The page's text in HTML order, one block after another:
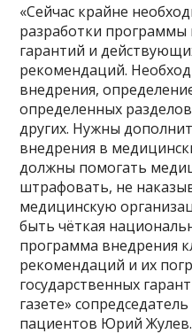
«Сейчас крайне
разработки программы
гарантий и
рекомендаций.
внедрения,
определенных
других. Нужны
внедрения в
должны помогать
штрафовать, не
медицинскую
быть чёткая
программа внедрения
рекомендаций и их
государственных
газете»
пациентов Юрий Жулев.